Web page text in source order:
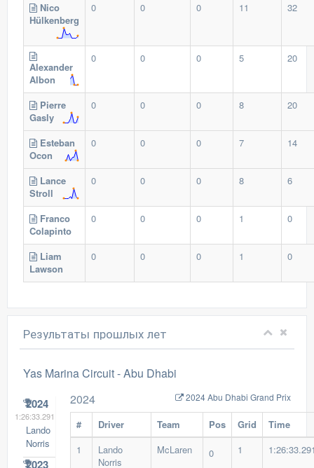
Nico
Hülkenberg
0 0 0 11 32
Alexander
Albon
0 0 0 5 20
Pierre
Gasly
0 0 0 8 20
Esteban
Ocon
0 0 0 7 14
Lance
Stroll
0 0 0 8 6
Franco
Colapinto
0 0 0 1 0
Liam
Lawson
0 0 0 1 0
Результаты прошлых лет
Yas Marina Circuit -Abu Dhabi
2024
1:26:33.291
Lando
Norris
2023
2024 2024 Abu Dhabi Grand Prix
# Driver Team Pos Grid
Time
1
Lando
Norris
McLaren 0 1